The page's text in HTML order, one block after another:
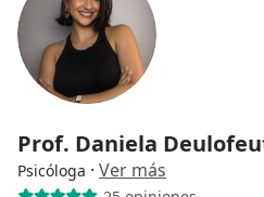
Prof. Daniela
Psicóloga · Ver más